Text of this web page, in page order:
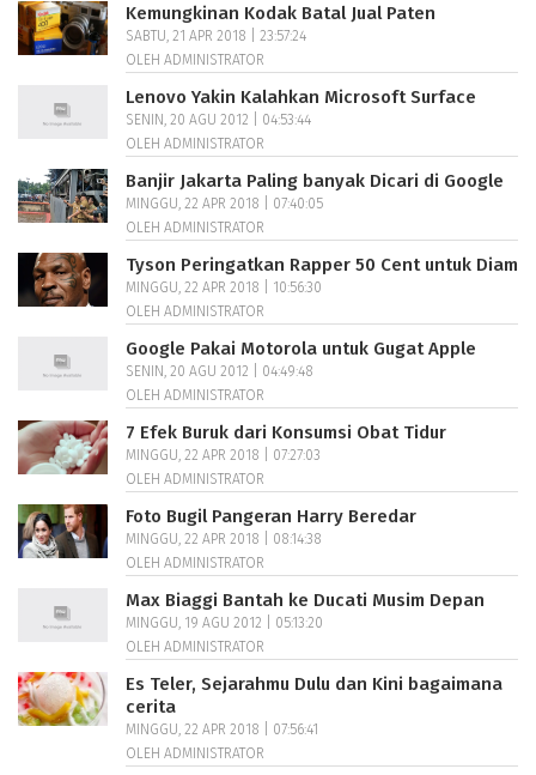
Kemungkinan Kodak Batal Jual Paten
SABTU, 21 APR 2018 | 23:57:24
OLEH ADMINISTRATOR
Lenovo Yakin Kalahkan Microsoft Surface
SENIN, 20 AGU 2012 | 04:53:44
OLEH ADMINISTRATOR
Banjir Jakarta Paling banyak Dicari di Google
MINGGU, 22 APR 2018 | 07:40:05
OLEH ADMINISTRATOR
Tyson Peringatkan Rapper 50 Cent untuk Diam
MINGGU, 22 APR 2018 | 10:56:30
OLEH ADMINISTRATOR
Google Pakai Motorola untuk Gugat Apple
SENIN, 20 AGU 2012 | 04:49:48
OLEH ADMINISTRATOR
7 Efek Buruk dari Konsumsi Obat Tidur
MINGGU, 22 APR 2018 | 07:27:03
OLEH ADMINISTRATOR
Foto Bugil Pangeran Harry Beredar
MINGGU, 22 APR 2018 | 08:14:38
OLEH ADMINISTRATOR
Max Biaggi Bantah ke Ducati Musim Depan
MINGGU, 19 AGU 2012 | 05:13:20
OLEH ADMINISTRATOR
Es Teler, Sejarahmu Dulu dan Kini bagaimana
cerita
MINGGU, 22 APR 2018 | 07:56:41
OLEH ADMINISTRATOR